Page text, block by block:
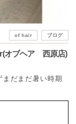
of hair ブログ
オブヘア 西原店)
だまだ暑い時期